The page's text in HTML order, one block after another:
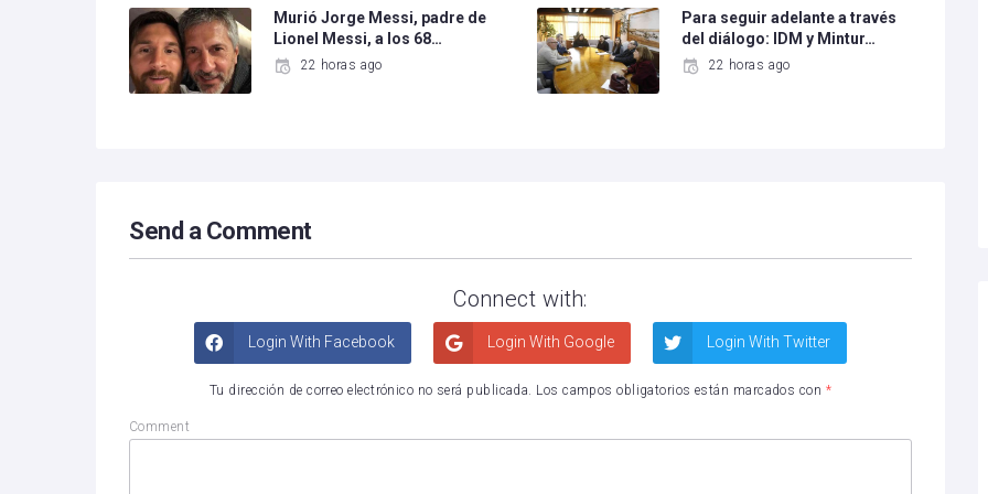
Murió Jorge Messi, padre de
Lionel Messi, a los 68…
22 horas ago
Para seguir adelante a través
del diálogo: IDM y Mintur…
22 horas ago
Send a Comment
Connect with:
Login With Facebook Login With Google Login With Twitter
Tu dirección de correo electrónico no será publicada. Los campos obligatorios están marcados con *
Comment